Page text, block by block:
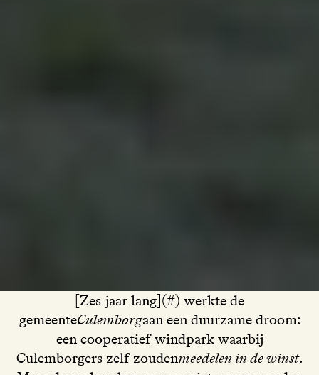
[Zes jaar lang](#) werkte de
gemeenteCulemborgaan een duurzame droom:
een cooperatief windpark waarbij
Culemborgers zelf zoudenmeedelen in de winst.